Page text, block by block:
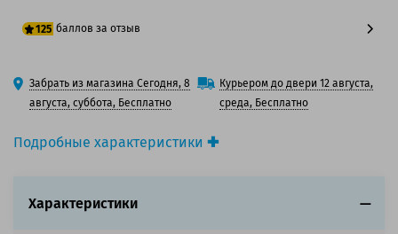
Подробные характеристики
Вид товара:Картридж лазерный
125 баллов за отзыв
100 баллов
125 баллов
Забрать из магазина Сегодня, 8
августа, суббота, Бесплатно
Курьером до двери 12 августа,
среда, Бесплатно
Характеристики